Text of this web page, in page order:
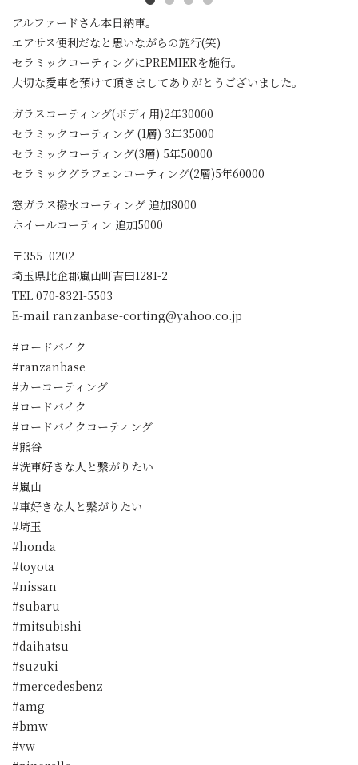
アルファードさん本日納車。
エアサス便利だなと思いながらの施行(笑)
セラミックコーティングにPREMIERを施行。
大切な愛車を預けて頂きましてありがとうございました。
ガラスコーティング(ボディ用)2年30000
セラミックコーティング (1層) 3年35000
セラミックコーティング(3層) 5年50000
セラミックグラフェンコーティング(2層)5年60000
窓ガラス撥水コーティング 追加8000
ホイールコーティン 追加5000
〒355−0202
埼玉県比企郡嵐山町吉田1281-2
TEL 070-8321-5503
E-mail ranzanbase-corting@yahoo.co.jp
#ロードバイク
#ranzanbase
#カーコーティング
#ロードバイク
#ロードバイクコーティング
#熊谷
#洗車好きな人と繋がりたい
#嵐山
#車好きな人と繋がりたい
#埼玉
#honda
#toyota
#nissan
#subaru
#mitsubishi
#daihatsu
#suzuki
#mercedesbenz
#amg
#bmw
#vw